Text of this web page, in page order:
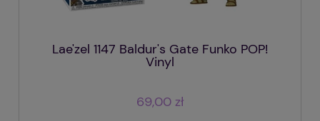
Lae'zel 1147 Baldur's Gate Funko POP!
Vinyl
69,00 zł